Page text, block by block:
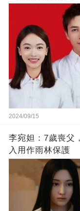
2024/09/15
李宛妲：7歲喪父
入用作雨林保護